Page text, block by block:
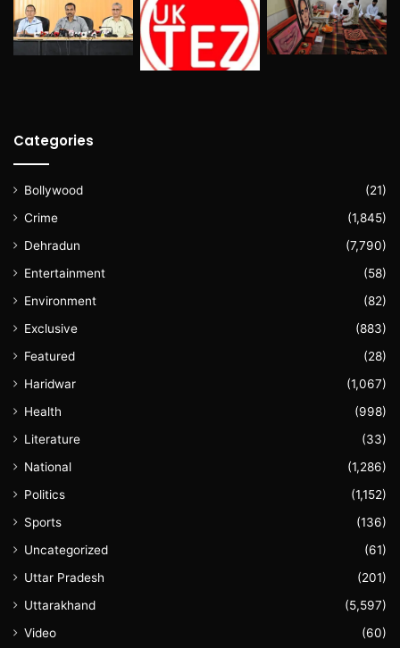
Categories
Bollywood
(21)
Crime
(1,845)
Dehradun
(7,790)
Entertainment
(58)
Environment
(82)
Exclusive
(883)
Featured
(28)
Haridwar
(1,067)
Health
(998)
Literature
(33)
National
(1,286)
Politics
(1,152)
Sports
(136)
Uncategorized
(61)
Uttar Pradesh
(201)
Uttarakhand
(5,597)
Video
(60)